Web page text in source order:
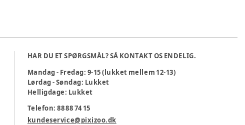
HAR DU ET SPØRGSMÅL? SÅ KONTAKT OS ENDELIG.
Mandag - Fredag: 9-15 (lukket mellem 12-13)
Lørdag - Søndag: Lukket
Helligdage: Lukket
Telefon: 88 88 74 15
kundeservice@pixizoo.dk